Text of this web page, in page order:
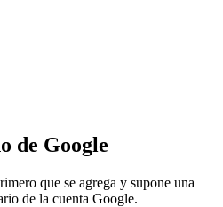
de Google
que se agrega y supone una
de la cuenta Google.